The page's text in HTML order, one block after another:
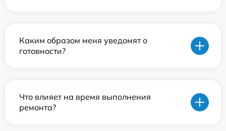
Каким образом меня уведомят о
готовности?
Что влияет на время выполнения
ремонта?